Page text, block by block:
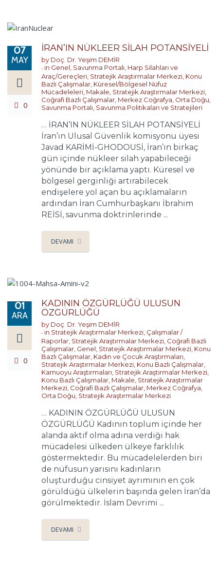
07
MAY
0
İRAN’IN NÜKLEER SİLAH POTANSİYELİ
by Doç. Dr. Yeşim DEMİR
in Genel, Savunma Portalı, Harp Silahları ve
Araç/Gereçleri, Stratejik Araştırmalar Merkezi, Konu
Bazlı Çalışmalar, Küresel/Bölgesel Nüfuz
Mücadeleleri, Makale, Stratejik Araştırmalar Merkezi,
Coğrafi Bazlı Çalışmalar, Merkez Coğrafya, Orta Doğu,
Savunma Portalı, Savunma Politikaları ve Stratejileri
… İRAN’IN NÜKLEER SİLAH POTANSİYELİ
İran’ın Ulusal Güvenlik komisyonu üyesi
Javad KARİMİ-GHODOUSİ, İran’ın birkaç
gün içinde nükleer silah yapabileceği
yönünde bir açıklama yaptı. Küresel ve
bölgesel gerginliği artırabilecek
endişelere yol açan bu açıklamaların
ardından İran Cumhurbaşkanı İbrahim
REİSİ, savunma doktrinlerinde ...
DEVAMI
01
ARA
0
KADININ ÖZGÜRLÜĞÜ ULUSUN
ÖZGÜRLÜĞÜ
by Doç. Dr. Yeşim DEMİR
in Stratejik Araştırmalar Merkezi Çalışmalar /
Raporlar Stratejik Araştırmalar Merkezi Coğrafi Bazlı
Çalışmalar Genel Stratejik Araştırmalar Merkezi Konu
Bazlı Çalışmalar Kadın ve Çocuk Araştırmaları
Stratejik Araştırmalar Merkezi Konu Bazlı Çalışmalar
Kamuoyu Araştırmaları Stratejik Araştırmalar Merkezi
Konu Bazlı Çalışmalar Makale Stratejik Araştırmalar
Merkezi Coğrafi Bazlı Çalışmalar Merkez Coğrafya
Orta Doğu Stratejik Araştırmalar Merkezi
… KADININ ÖZGÜRLÜĞÜ ULUSUN
ÖZGÜRLÜĞÜ Kadının toplum içinde her
alanda aktif olma adına verdiği hak
mücadelesi ülkeden ülkeye farklılık
göstermektedir. Bu mücadelelerden biri
de nüfusun yarısını kadınların
oluşturduğu cinsiyet ayrımının en çok
görüldüğü ülkelerin başında gelen İran’da
görülmektedir. İslam Devrimi ...
DEVAMI